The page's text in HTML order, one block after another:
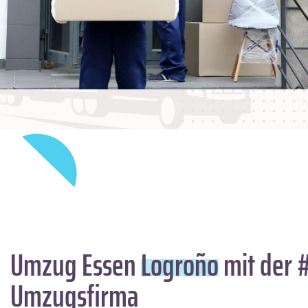
Umzug EssenLogroñomit der
Umzugsfirma